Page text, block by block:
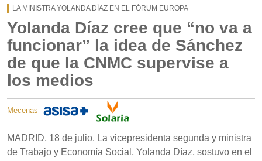
LA MINISTRA YOLANDA DÍAZ EN EL FÓRUM EUROPA
Yolanda Díaz cree que “no va a
funcionar” la idea de Sánchez
de que la CNMC supervise a
los medios
Mecenas
MADRID, 18 de julio. La vicepresidenta segunda y ministra
de Trabajo y Economía Social, Yolanda Díaz, sostuvo en el